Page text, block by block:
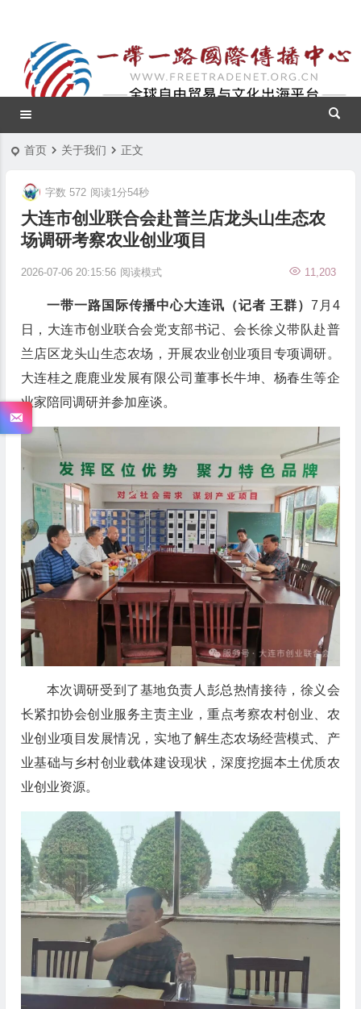
首页 关于我们 正文
大连市创业联合会赴普兰店龙头山生态农
场调研考察农业创业项目
2026-07-06 20:15:56 11,203
字数 572 阅读1分54秒
阅读模式
一带一路国际传播中心大连讯（记者 王群） 7月4
日，大连市创业联合会党支部书记、会长徐义带队赴普
兰店区龙头山生态农场 ，开展农业创业项目专项调研。
大连桂之鹿鹿业发展有限公司董事长牛坤、杨春生等企
业家陪同调研并参加座谈。
本次调研受到了基地负责人彭总热情接待，徐义会
长紧扣协会创业服务主责主业，重点考察农村创业、农
业创业项目发展情况，实地了解生态农场经营模式、产
业基础与乡村创业载体建设现状，深度挖掘本土优质农
业创业资源。